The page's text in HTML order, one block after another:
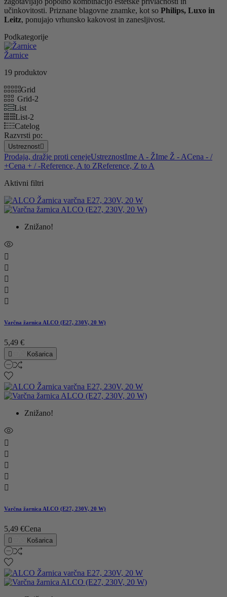
učinkovitosti. Priznane blagovne znamke, kot so Philips, Luxo in
Leitz, ponujajo vrhunsko kakovost in zanesljivost.
Podkategorije
Žarnice
19 produktov
Grid
Grid-2
List
List-2
Catelog
Razvrsti po:
Ustreznost
Prodaja, dražje proti cenejeUstreznostIme A - ŽIme Ž - ACena - /
+Cena + / -Reference, A to ZReference, Z to A
Aktivni filtri
Znižano!





Varčna žarnica ALCO (E27, 230V, 20 W)
5,49 €
 Košarica
Znižano!





Varčna žarnica ALCO (E27, 230V, 20 W)
5,49 €Cena
 Košarica